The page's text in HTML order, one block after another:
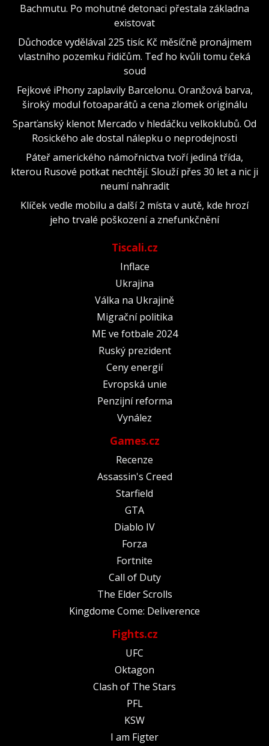
Bachmutu. Po mohutné detonaci přestala základna
existovat
Důchodce vydělával 225 tisíc Kč měsíčně pronájmem
vlastního pozemku řidičům. Teď ho kvůli tomu čeká
soud
Fejkové iPhony zaplavily Barcelonu. Oranžová barva,
široký modul fotoaparátů a cena zlomek originálu
Sparťanský klenot Mercado v hledáčku velkoklubů. Od
Rosického ale dostal nálepku o neprodejnosti
Páteř amerického námořnictva tvoří jediná třída,
kterou Rusové potkat nechtějí. Slouží přes 30 let a nic ji
neumí nahradit
Klíček vedle mobilu a další 2 místa v autě, kde hrozí
jeho trvalé poškození a znefunkčnění
Tiscali.cz
Inflace
Ukrajina
Válka na Ukrajině
Migrační politika
ME ve fotbale 2024
Ruský prezident
Ceny energií
Evropská unie
Penzijní reforma
Vynález
Games.cz
Recenze
Assassin's Creed
Starfield
GTA
Diablo IV
Forza
Fortnite
Call of Duty
The Elder Scrolls
Kingdome Come: Deliverence
Fights.cz
UFC
Oktagon
Clash of The Stars
PFL
KSW
I am Figter